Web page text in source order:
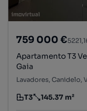
759 000 €
Apartamento T3
Gaia
Lavadores, Canidelo,
Tipologia
T3
Preço por metro
145.37 m²